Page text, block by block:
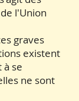
l'Union
graves
existent
à se
ne sont